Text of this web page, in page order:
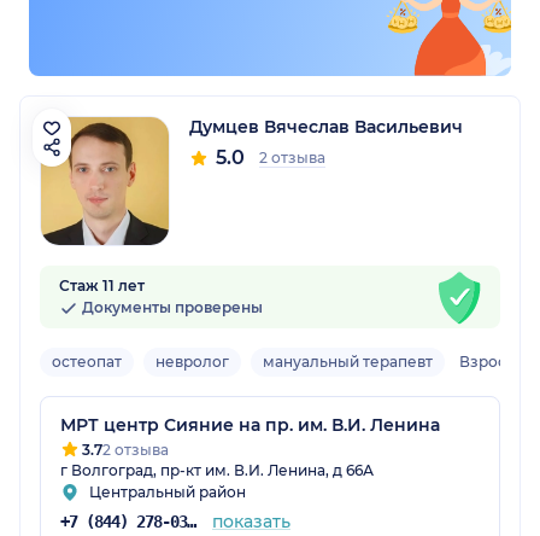
Думцев Вячеслав Васильевич
5.0 2 отзыва
Стаж 11 лет
Документы проверены
остеопат невролог мануальный терапевт Взрослый
МРТ центр Сияние на пр. им. В.И. Ленина
3.72 отзыва
г Волгоград, пр-кт им. В.И. Ленина, д 66А
Центральный район
+7 (844) 278-03-32 показать